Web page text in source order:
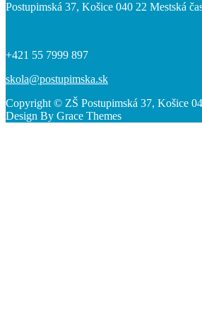
Postupimská 37, Košice 040 22 Mestská
+421 55 7999 897
skola@postupimska.sk
Copyright © ZŠ Postupimská 37, Košice
Design By Grace Themes